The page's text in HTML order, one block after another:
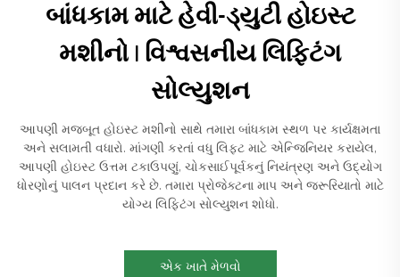
બાંધકામ માટે હેવી-ડ્યુટી હોઇસ્ટ
મશીનો | વિશ્વસનીય લિફ્ટિંગ
સોલ્યુશન
આપણી મજબૂત હોઇસ્ટ મશીનો સાથે તમારા બાંધકામ સ્થળ પર કાર્યક્ષમતા
અને સલામતી વધારો. માંગણી કરતાં વધુ લિફ્ટ માટે એન્જિનિયર કરાયેલ,
આપણી હોઇસ્ટ ઉત્તમ ટકાઉપણું, ચોકસાઈપૂર્વકનું નિયંત્રણ અને ઉદ્યોગ
ધોરણોનું પાલન પ્રદાન કરે છે. તમારા પ્રોજેક્ટના માપ અને જરૂરિયાતો માટે
યોગ્ય લિફ્ટિંગ સોલ્યુશન શોધો.
એક ખાતે મેળવો